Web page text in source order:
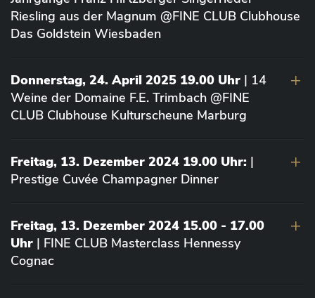
Riesling aus der Magnum @FINE CLUB Clubhouse
Das Goldstein Wiesbaden
Donnerstag, 24. April 2025 19.00 Uhr | 14
Weine der Domaine F.E. Trimbach @FINE
CLUB Clubhouse Kulturscheune Marburg
Freitag, 13. Dezember 2024 19.00 Uhr: |
Prestige Cuvée Champagner Dinner
Freitag, 13. Dezember 2024 15.00 - 17.00
Uhr | FINE CLUB Masterclass Hennessy
Cognac